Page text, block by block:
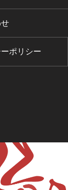
ポリシー